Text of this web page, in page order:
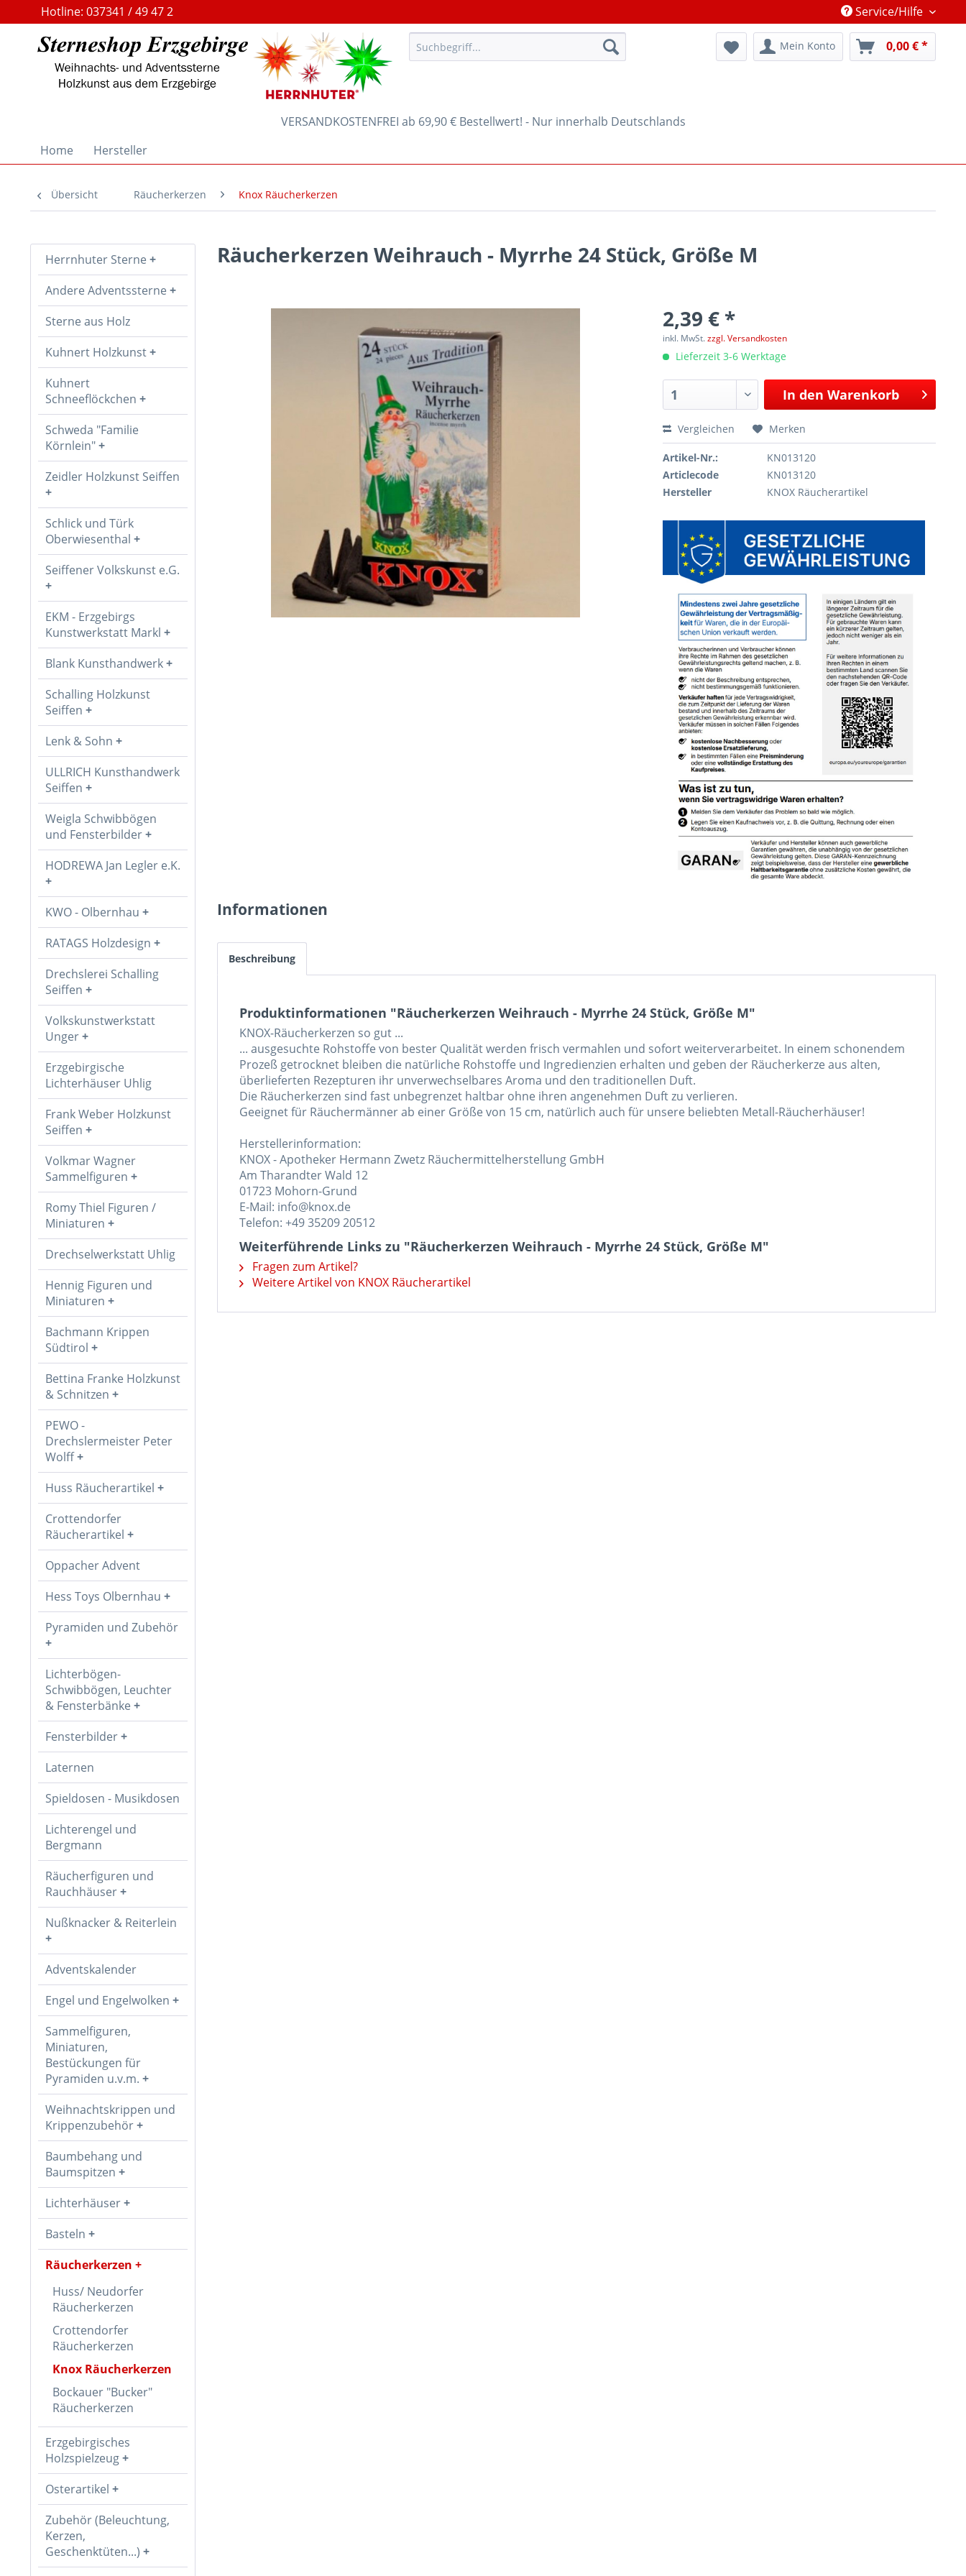
Hotline: 037341 / 49 47 2 Service/Hilfe
Mein Konto 0,00 € *
VERSANDKOSTENFREI ab 69,90 € Bestellwert! - Nur innerhalb Deutschlands
Home
Hersteller
Übersicht Räucherkerzen Knox Räucherkerzen
Herrnhuter Sterne
Andere Adventssterne
Sterne aus Holz
Kuhnert Holzkunst
Kuhnert
Schneeflöckchen
Schweda "Familie
Körnlein"
Zeidler Holzkunst Seiffen
Schlick und Türk
Oberwiesenthal
Seiffener Volkskunst e.G.
EKM - Erzgebirgs
Kunstwerkstatt Markl
Blank Kunsthandwerk
Schalling Holzkunst
Seiffen
Lenk & Sohn
ULLRICH Kunsthandwerk
Seiffen
Weigla Schwibbögen
und Fensterbilder
HODREWA Jan Legler e.K.
KWO - Olbernhau
RATAGS Holzdesign
Drechslerei Schalling
Seiffen
Volkskunstwerkstatt
Unger
Erzgebirgische
Lichterhäuser Uhlig
Frank Weber Holzkunst
Seiffen
Volkmar Wagner
Sammelfiguren
Romy Thiel Figuren /
Miniaturen
Drechselwerkstatt Uhlig
Hennig Figuren und
Miniaturen
Bachmann Krippen
Südtirol
Bettina Franke Holzkunst
& Schnitzen
PEWO -
Drechslermeister Peter
Wolff
Huss Räucherartikel
Crottendorfer
Räucherartikel
Oppacher Advent
Hess Toys Olbernhau
Pyramiden und Zubehör
Lichterbögen-
Schwibbögen, Leuchter
& Fensterbänke
Fensterbilder
Laternen
Spieldosen - Musikdosen
Lichterengel und
Bergmann
Räucherfiguren und
Rauchhäuser
Nußknacker & Reiterlein
Adventskalender
Engel und Engelwolken
Sammelfiguren,
Miniaturen,
Bestückungen für
Pyramiden u.v.m.
Weihnachtskrippen und
Krippenzubehör
Baumbehang und
Baumspitzen
Lichterhäuser
Basteln
Räucherkerzen
Huss/ Neudorfer
Räucherkerzen
Crottendorfer
Räucherkerzen
Knox Räucherkerzen
Bockauer "Bucker"
Räucherkerzen
Erzgebirgisches
Holzspielzeug
Osterartikel
Zubehör (Beleuchtung,
Kerzen,
Geschenktüten...)
Räucherkerzen Weihrauch - Myrrhe 24 Stück, Größe M
2,39 € *
inkl. MwSt.zzgl. Versandkosten
Lieferzeit 3-6 Werktage
In den Warenkorb
Vergleichen Merken
Artikel-Nr.:
KN013120
Articlecode
KN013120
Hersteller
KNOX Räucherartikel
Informationen
Beschreibung
Produktinformationen "Räucherkerzen Weihrauch - Myrrhe 24 Stück, Größe M"
KNOX-Räucherkerzen so gut ...
... ausgesuchte Rohstoffe von bester Qualität werden frisch vermahlen und sofort weiterverarbeitet. In einem schonendem
Prozeß getrocknet bleiben die natürliche Rohstoffe und Ingredienzien erhalten und geben der Räucherkerze aus alten,
überlieferten Rezepturen ihr unverwechselbares Aroma und den traditionellen Duft.
Die Räucherkerzen sind fast unbegrenzet haltbar ohne ihren angenehmen Duft zu verlieren.
Geeignet für Räuchermänner ab einer Größe von 15 cm, natürlich auch für unsere beliebten Metall-Räucherhäuser!
Herstellerinformation:
KNOX - Apotheker Hermann Zwetz Räuchermittelherstellung GmbH
Am Tharandter Wald 12
01723 Mohorn-Grund
E-Mail: info@knox.de
Telefon: +49 35209 20512
Weiterführende Links zu "Räucherkerzen Weihrauch - Myrrhe 24 Stück, Größe M"
Fragen zum Artikel?
Weitere Artikel von KNOX Räucherartikel